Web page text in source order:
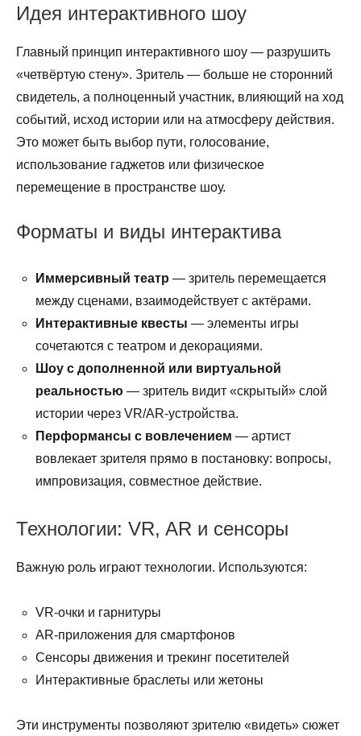
Идея интерактивного шоу
Главный принцип интерактивного шоу — разрушить
«четвёртую стену». Зритель — больше не сторонний
свидетель, а полноценный участник, влияющий на ход
событий, исход истории или на атмосферу действия.
Это может быть выбор пути, голосование,
использование гаджетов или физическое
перемещение в пространстве шоу.
Форматы и виды интерактива
Иммерсивный театр — зритель перемещается
между сценами, взаимодействует с актёрами.
Интерактивные квесты — элементы игры
сочетаются с театром и декорациями.
Шоу с дополненной или виртуальной
реальностью — зритель видит «скрытый» слой
истории через VR/AR-устройства.
Перформансы с вовлечением — артист
вовлекает зрителя прямо в постановку: вопросы,
импровизация, совместное действие.
Технологии: VR, AR и сенсоры
Важную роль играют технологии. Используются:
VR-очки и гарнитуры
AR-приложения для смартфонов
Сенсоры движения и трекинг посетителей
Интерактивные браслеты или жетоны
Эти инструменты позволяют зрителю «видеть» сюжет